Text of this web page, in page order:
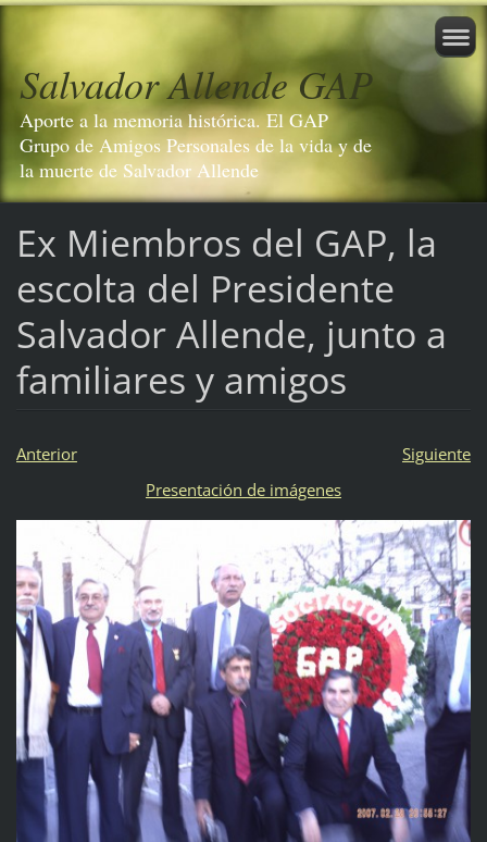
Salvador Allende GAP
Aporte a la memoria histórica. El GAP
Grupo de Amigos Personales de la vida y de
la muerte de Salvador Allende
Ex Miembros del GAP, la
escolta del Presidente
Salvador Allende, junto a
familiares y amigos
Anterior
Siguiente
Presentación de imágenes